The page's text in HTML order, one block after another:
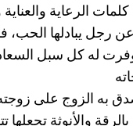
كلمات الرعاية
رجل يبادلها
له كل سبل
به الزوج على
والأنوثة تجعلها